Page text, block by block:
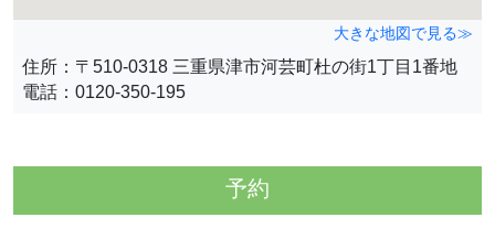
大きな地図で見る≫
住所：〒510-0318 三重県津市河芸町杜の街1丁目1番地
電話：0120-350-195
予約